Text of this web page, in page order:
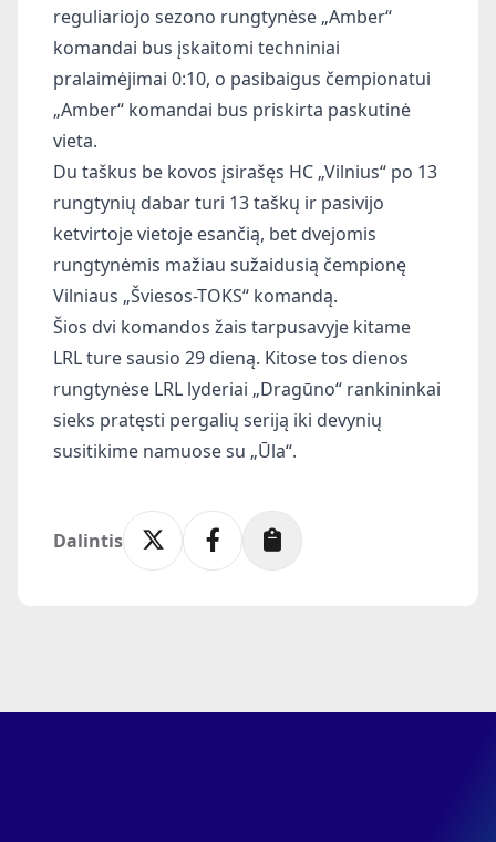
reguliariojo sezono rungtynėse „Amber“
komandai bus įskaitomi techniniai
pralaimėjimai 0:10, o pasibaigus čempionatui
„Amber“ komandai bus priskirta paskutinė
vieta.
Du taškus be kovos įsirašęs HC „Vilnius“ po 13
rungtynių dabar turi 13 taškų ir pasivijo
ketvirtoje vietoje esančią, bet dvejomis
rungtynėmis mažiau sužaidusią čempionę
Vilniaus „Šviesos-TOKS“ komandą.
Šios dvi komandos žais tarpusavyje kitame
LRL ture sausio 29 dieną. Kitose tos dienos
rungtynėse LRL lyderiai „Dragūno“ rankininkai
sieks pratęsti pergalių seriją iki devynių
susitikime namuose su „Ūla“.
Dalintis